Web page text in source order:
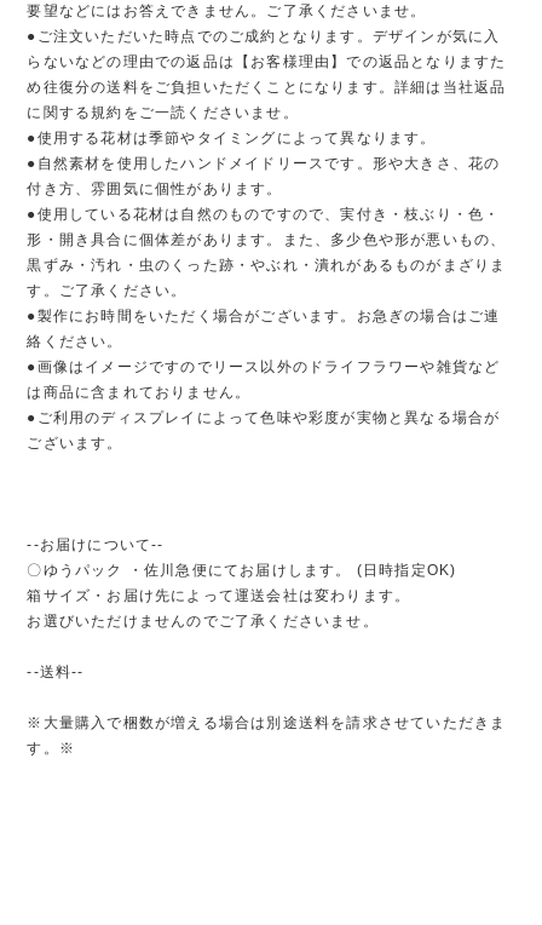
要望などにはお答えできません。ご了承くださいませ。
●ご注文いただいた時点でのご成約となります。デザインが気に入
らないなどの理由での返品は【お客様理由】での返品となりますた
め往復分の送料をご負担いただくことになります。詳細は当社返品
に関する規約をご一読くださいませ。
●使用する花材は季節やタイミングによって異なります。
●自然素材を使用したハンドメイドリースです。形や大きさ、花の
付き方、雰囲気に個性があります。
●使用している花材は自然のものですので、実付き・枝ぶり・色・
形・開き具合に個体差があります。また、多少色や形が悪いもの、
黒ずみ・汚れ・虫のくった跡・やぶれ・潰れがあるものがまざりま
す。ご了承ください。
●製作にお時間をいただく場合がございます。お急ぎの場合はご連
絡ください。
●画像はイメージですのでリース以外のドライフラワーや雑貨など
は商品に含まれておりません。
●ご利用のディスプレイによって色味や彩度が実物と異なる場合が
ございます。
--お届けについて--
〇ゆうパック ・佐川急便にてお届けします。 (日時指定OK)
箱サイズ・お届け先によって運送会社は変わります。
お選びいただけませんのでご了承くださいませ。
--送料--
※大量購入で梱数が増える場合は別途送料を請求させていただきま
す。※